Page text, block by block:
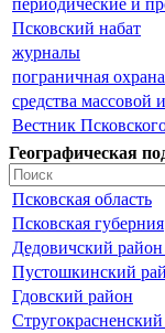
Псковский набат
журналы
пограничная охрана
средства массовой
Вестник
Географическая
Псковская область
Псковская губерния
Дедовичский район
Пустошкинский
Гдовский район